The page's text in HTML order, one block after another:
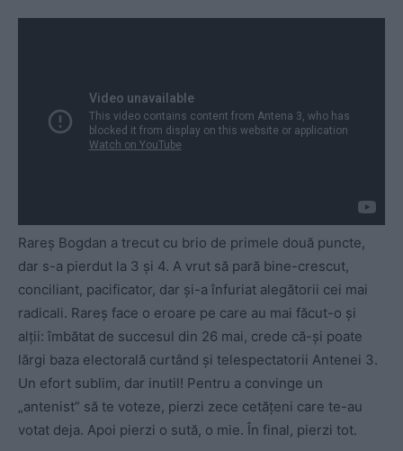
Rareș Bogdan a trecut cu brio de primele două puncte,
dar s-a pierdut la 3 și 4. A vrut să pară bine-crescut,
conciliant, pacificator, dar și-a înfuriat alegătorii cei mai
radicali. Rareș face o eroare pe care au mai făcut-o și
alții: îmbătat de succesul din 26 mai, crede că-și poate
lărgi baza electorală curtând și telespectatorii Antenei 3.
Un efort sublim, dar inutil! Pentru a convinge un
„antenist” să te voteze, pierzi zece cetățeni care te-au
votat deja. Apoi pierzi o sută, o mie. În final, pierzi tot.